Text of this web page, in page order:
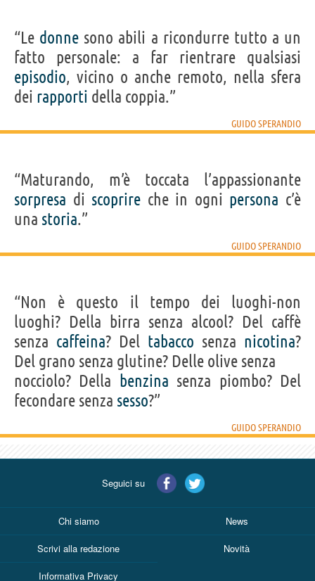
“Le donne sono abili a ricondurre tutto a un
fatto personale: a far rientrare qualsiasi
episodio, vicino o anche remoto, nella sfera
dei rapporti della coppia.”
GUIDO SPERANDIO
“Maturando, m’è toccata l’appassionante
sorpresa di scoprire che in ogni persona c’è
una storia.”
GUIDO SPERANDIO
“Non è questo il tempo dei luoghi-non
luoghi? Della birra senza alcool? Del caffè
senza caffeina? Del tabacco senza nicotina?
Del grano senza glutine? Delle olive senza
nocciolo? Della benzina senza piombo? Del
fecondare senza sesso?”
GUIDO SPERANDIO
Seguici su
Chi siamo News
Scrivi alla redazione Novità
Informativa Privacy